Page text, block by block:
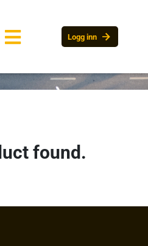
Logg inn arrow_forward
found.